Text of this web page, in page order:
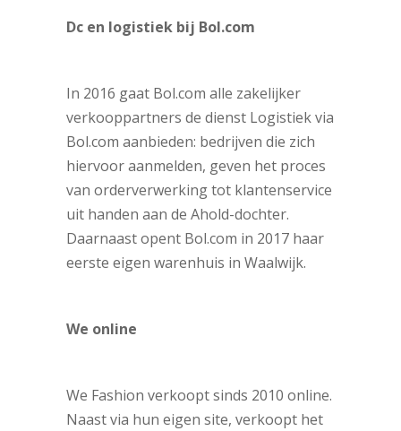
Dc en logistiek bij Bol.com
In 2016 gaat Bol.com alle zakelijker
verkooppartners de dienst Logistiek via
Bol.com aanbieden: bedrijven die zich
hiervoor aanmelden, geven het proces
van orderverwerking tot klantenservice
uit handen aan de Ahold-dochter.
Daarnaast opent Bol.com in 2017 haar
eerste eigen warenhuis in Waalwijk.
We online
We Fashion verkoopt sinds 2010 online.
Naast via hun eigen site, verkoopt het